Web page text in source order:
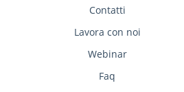
Contatti
Lavora con noi
Webinar
Faq